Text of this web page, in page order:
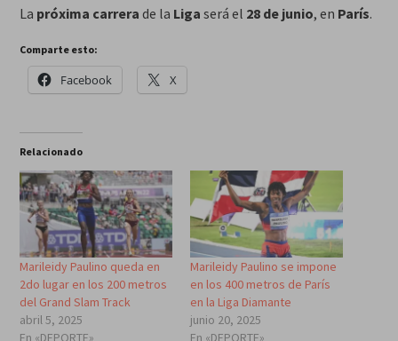
La próxima carrera de la Liga será el 28 de junio, en París.
Comparte esto:
Facebook X
Relacionado
Marileidy Paulino queda en
2do lugar en los 200 metros
del Grand Slam Track
abril 5, 2025
En «DEPORTE»
Marileidy Paulino se impone
en los 400 metros de París
en la Liga Diamante
junio 20, 2025
En «DEPORTE»